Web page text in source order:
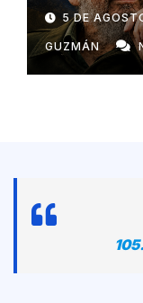
5 DE
GUZMÁN